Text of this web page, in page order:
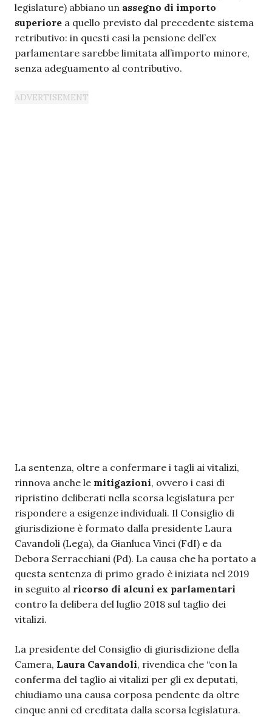
legislature) abbiano un assegno di importo
superiore a quello previsto dal precedente sistema
retributivo: in questi casi la pensione dell’ex
parlamentare sarebbe limitata all’importo minore,
senza adeguamento al contributivo.
La sentenza, oltre a confermare i tagli ai vitalizi,
rinnova anche le mitigazioni, ovvero i casi di
ripristino deliberati nella scorsa legislatura per
rispondere a esigenze individuali. Il Consiglio di
giurisdizione è formato dalla presidente Laura
Cavandoli (Lega), da Gianluca Vinci (FdI) e da
Debora Serracchiani (Pd). La causa che ha portato a
questa sentenza di primo grado è iniziata nel 2019
in seguito al ricorso di alcuni ex parlamentari
contro la delibera del luglio 2018 sul taglio dei
vitalizi.
La presidente del Consiglio di giurisdizione della
Camera, Laura Cavandoli, rivendica che “con la
conferma del taglio ai vitalizi per gli ex deputati,
chiudiamo una causa corposa pendente da oltre
cinque anni ed ereditata dalla scorsa legislatura.